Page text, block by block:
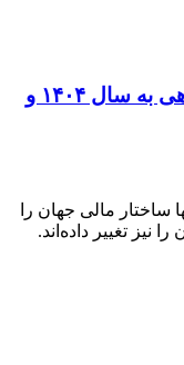
رمز ارزها و آینده سرمایه‌گذاری: نگاهی به سال ۱۴۰۴ و
ساختار مالی جهان را
نیز تغییر داده‌اند.